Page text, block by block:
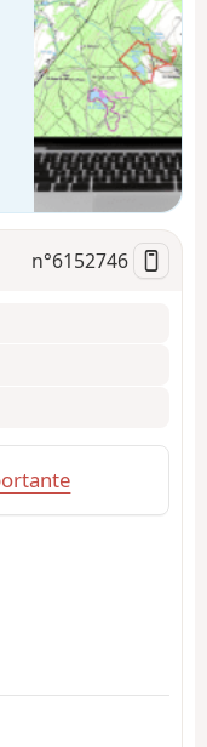
n°6152746